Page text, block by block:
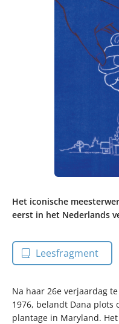
Het iconische
eerst in het Nederlands
Leesfragment
Na haar 26e verjaardag
1976, belandt Dana plots
plantage in Maryland.